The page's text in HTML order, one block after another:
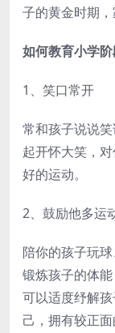
子的黄金时期，
如何教育小学
1、笑口常开
常和孩子说说
起开怀大笑，
好的运动。
2、鼓励他多运
陪你的孩子玩
锻炼孩子的体
可以适度纾解
己，拥有较正